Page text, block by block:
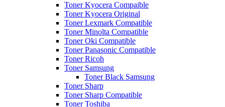
Toner Kyocera Compaible
Toner Kyocera Original
Toner Lexmark Compatible
Toner Minolta Compatible
Toner Oki Compatible
Toner Panasonic Compatible
Toner Ricoh
Toner Samsung
Toner Black Samsung
Toner Sharp
Toner Sharp Compatible
Toner Toshiba